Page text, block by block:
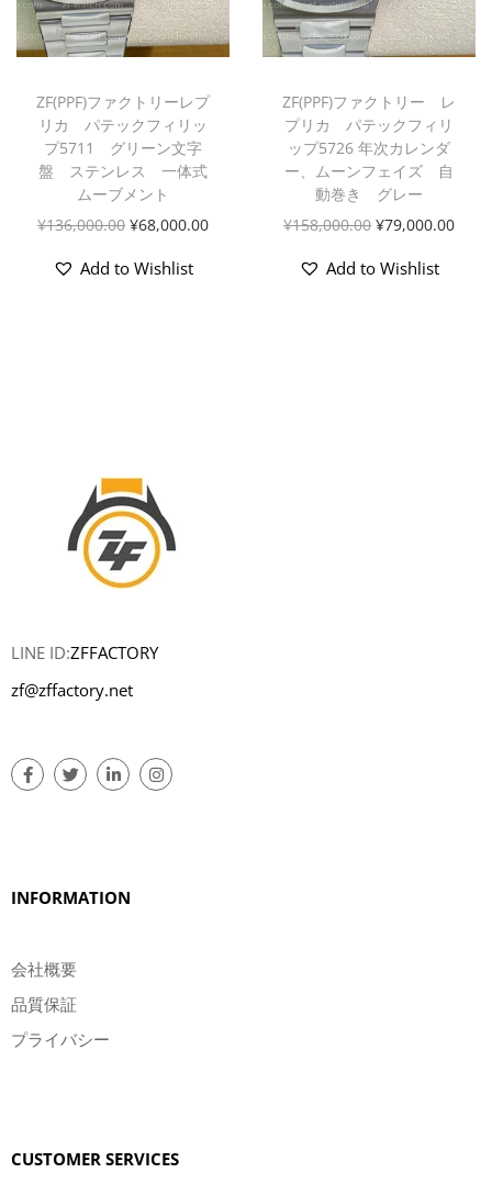
ZF(PPF)ファクトリーレプ
リカ パテックフィリッ
プ5711 グリーン文字
盤 ステンレス 一体式
ムーブメント
¥136,000.00 ¥68,000.00
Add to Wishlist
ZF(PPF)ファクトリー レ
プリカ パテックフィリ
ップ5726 年次カレンダ
ー、ムーンフェイズ 自
動巻き グレー
¥158,000.00 ¥79,000.00
Add to Wishlist
LINE ID:ZFFACTORY
zf@zffactory.net
INFORMATION
会社概要
品質保証
プライバシー
CUSTOMER SERVICES